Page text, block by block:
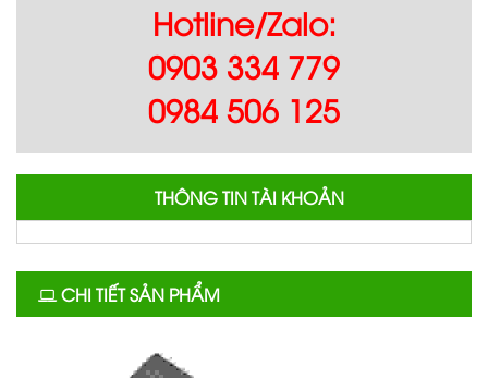
Hotline/Zalo:
0903 334 779
0984 506 125
THÔNG TIN TÀI KHOẢN
CHI TIẾT SẢN PHẨM